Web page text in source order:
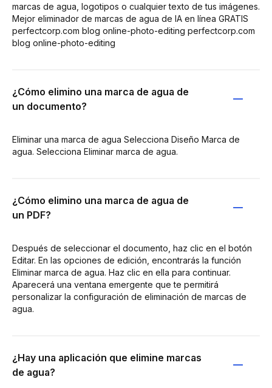
marcas de agua, logotipos o cualquier texto de tus imágenes.
Mejor eliminador de marcas de agua de IA en línea GRATIS
perfectcorp.com blog online-photo-editing perfectcorp.com
blog online-photo-editing
¿Cómo elimino una marca de agua de
un documento?
Eliminar una marca de agua Selecciona Diseño Marca de
agua. Selecciona Eliminar marca de agua.
¿Cómo elimino una marca de agua de
un PDF?
Después de seleccionar el documento, haz clic en el botón
Editar. En las opciones de edición, encontrarás la función
Eliminar marca de agua. Haz clic en ella para continuar.
Aparecerá una ventana emergente que te permitirá
personalizar la configuración de eliminación de marcas de
agua.
¿Hay una aplicación que elimine marcas
de agua?